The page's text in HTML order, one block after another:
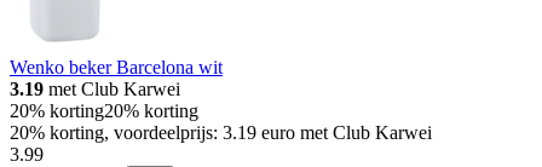
Wenko beker Barcelona wit
3.19 met Club Karwei
20% korting20% korting
20% korting, voordeelprijs: 3.19 euro met Club Karwei
3.99